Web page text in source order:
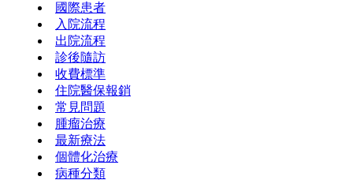
國際患者
入院流程
出院流程
診後隨訪
收費標準
住院醫保報銷
常見問題
腫瘤治療
最新療法
個體化治療
病種分類